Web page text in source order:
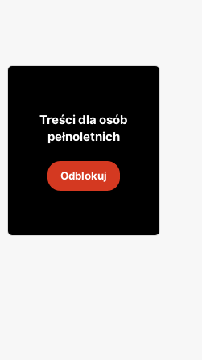
49 99
-16 sie 2026
Treści dla osób
pełnoletnich
Odblokuj